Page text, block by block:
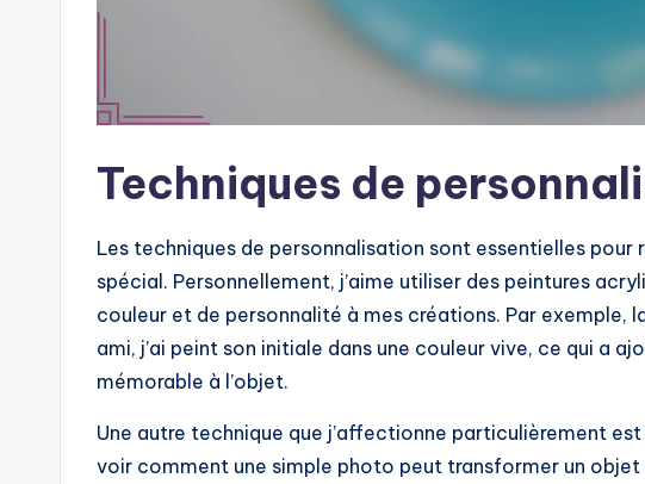
Techniques de
Les techniques de personnalisation sont essentielles pour
spécial. Personnellement, j’aime utiliser des peintures
couleur et de personnalité à mes créations. Par exemple,
ami, j’ai peint son initiale dans une couleur vive, ce qui a
mémorable à l’objet.
Une autre technique que j’affectionne particulièrement est
voir comment une simple photo peut transformer un objet